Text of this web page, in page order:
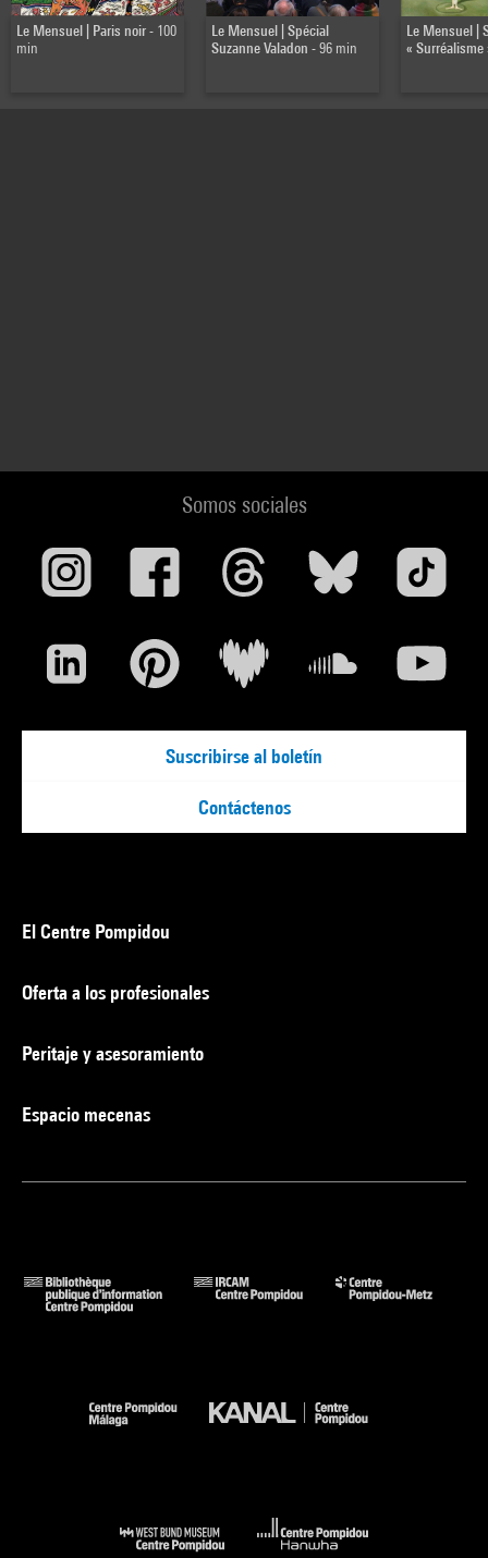
Le Mensuel | Paris noir- 100
min
Le Mensuel | Spécial
Suzanne Valadon- 96 min
Le Mensuel |
«
Somos sociales
Suscribirse al boletín
Contáctenos
El Centre Pompidou
Oferta a los profesionales
Peritaje y asesoramiento
Espacio mecenas